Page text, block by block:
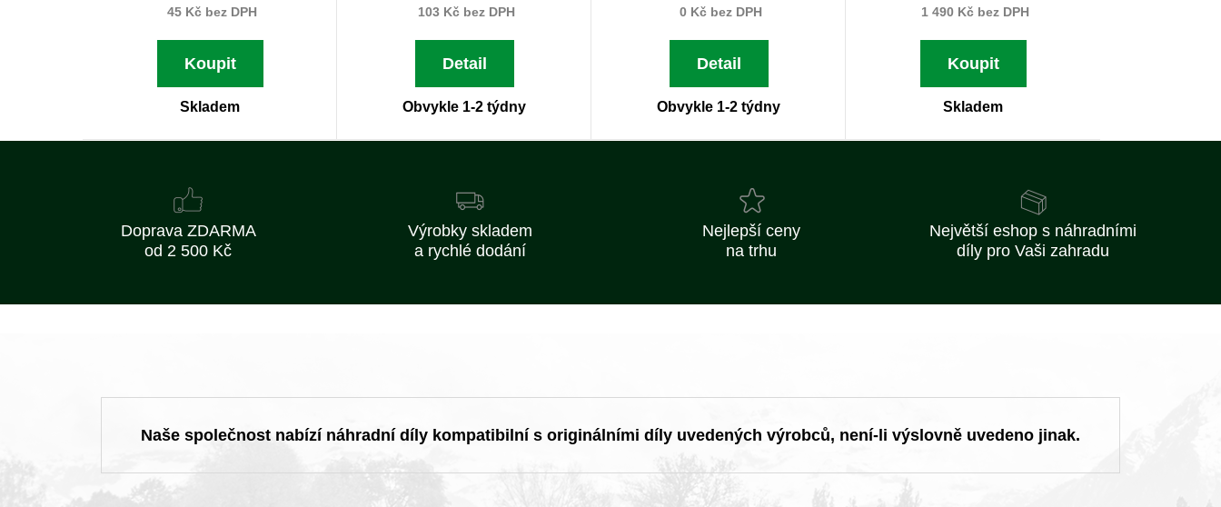
45 Kč bez DPH
Koupit
Skladem
103 Kč bez DPH
Detail
Obvykle 1-2 týdny
0 Kč bez DPH
Detail
Obvykle 1-2 týdny
1 490 Kč bez DPH
Koupit
Skladem
Doprava ZDARMA
od 2 500 Kč
Výrobky skladem
a rychlé dodání
Nejlepší ceny
na trhu
Největší eshop s náhradními
díly pro Vaši zahradu
Naše společnost nabízí náhradní díly kompatibilní s originálními díly uvedených výrobců, není-li výslovně uvedeno jinak.